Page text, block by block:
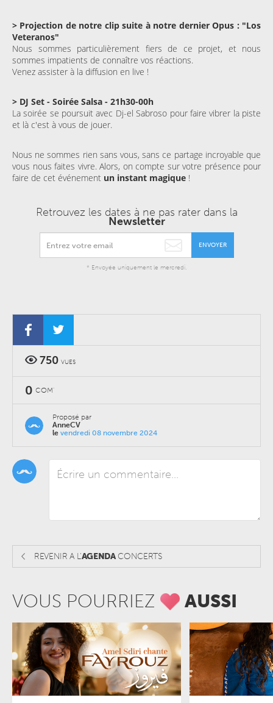
> Projection de notre clip suite à notre dernier Opus : "Los
Veteranos"
Nous sommes particulièrement fiers de ce projet, et nous
sommes impatients de connaître vos réactions.
Venez assister à la diffusion en live !
> DJ Set - Soirée Salsa - 21h30-00h
La soirée se poursuit avec Dj-el Sabroso pour faire vibrer la piste
et là c'est à vous de jouer.
Nous ne sommes rien sans vous, sans ce partage incroyable que
vous nous faites vivre. Alors, on compte sur votre présence pour
faire de cet événement un instant magique !
Retrouvez les dates à ne pas rater dans la
Newsletter
ENVOYER
* Envoyée uniquement le mercredi.
750 VUES
0 COM'
Proposé par
AnneCV
le vendredi 08 novembre 2024
REVENIR A L'AGENDACONCERTS
VOUS POURRIEZ AUSSI